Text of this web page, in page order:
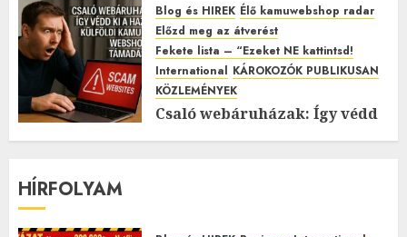
Blog és HIREK Élő kamuwebshop radar
Előzd meg az átverést
Fekete lista – “Ezeket NE kattintsd!
International KÁROKOZÓK PUBLIKUSAN
KÖZLEMÉNYEK
Csaló webáruházak: Így védd
HÍRFOLYAM